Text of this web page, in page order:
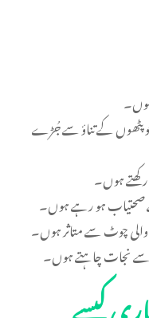
جو پٹھوں کے تناؤ سے جُڑے
ہوں۔
صحتیاب ہو رہے ہوں۔
والی چوٹ سے متاثر ہوں۔
سے نجات چاہتے ہوں۔
کیسے